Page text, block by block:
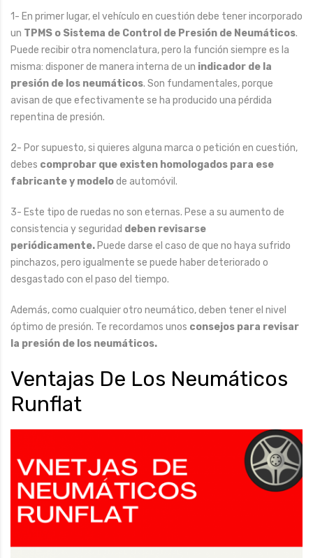
1- En primer lugar, el vehículo en cuestión debe tener incorporado
un TPMS o Sistema de Control de Presión de Neumáticos.
Puede recibir otra nomenclatura, pero la función siempre es la
misma: disponer de manera interna de un indicador de la
presión d e los neumáticos. Son fundamentales, porque
avisan de que efectivamente se ha producido una pérdida
repentina de presión.
2- Por supuesto, si quieres alguna marca o petición en cuestión,
debes comprobar que existen homologados para ese
fabricante y modelode automóvil.
3- Este tipo de ruedas no son eternas. Pese a su aumento de
consistencia y seguridad deben revisarse
periódicamente. Puede darse el caso de que no haya sufrido
pinchazos, pero igualmente se puede haber deteriorado o
desgastado con el paso del tiempo.
Además, como cualquier otro neumático, deben tener el nivel
óptimo de presión. Te recordamos unos consejos para revisar
la presión de los neumáticos.
Ventajas De Los Neumáticos
Runflat